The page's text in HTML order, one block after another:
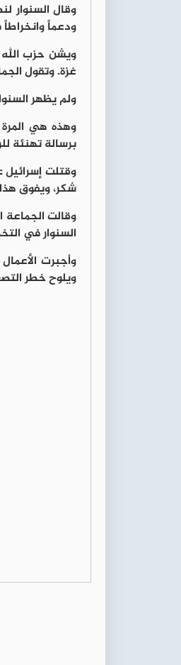
وقال السنوار
ودعماً
ويشن حزب
غزة. وتقول
ولم يظهر السنوار علنا منذ هجوم 7 أكتوبر،
وهذه هي المرة
برسالة تهنئة
شكر، ويفوق هذا
السنوار في
وأجبرت
ويلوح خطر